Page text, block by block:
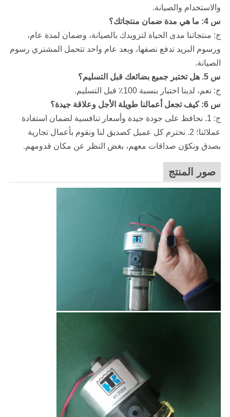
والاستخدام والصيانة.
س 4: ما هي مدة ضمان منتجاتك؟
ج: منتجاتنا مدى الحياة لتزويدك بالصيانة، وضمان لمدة عام،
ورسوم البريد تدفع نصفها، وبعد عام واحد تتحمل المشتري رسوم
الصيانة.
س 5. هل تختبر جميع بضائعك قبل التسليم؟
ج: نعم، لدينا اختبار بنسبة 100٪ قبل التسليم.
س 6: كيف تجعل أعمالنا طويلة الأجل وعلاقة جيدة؟
ج: 1. نحافظ على جودة جيدة وأسعار تنافسية لضمان استفادة
عملائنا؛ 2. نحترم كل عميل كصديق لنا ونقوم بأعمال تجارية
بصدق ونكوّن صداقات معهم، بغض النظر عن مكان قدومهم.
صور المنتج